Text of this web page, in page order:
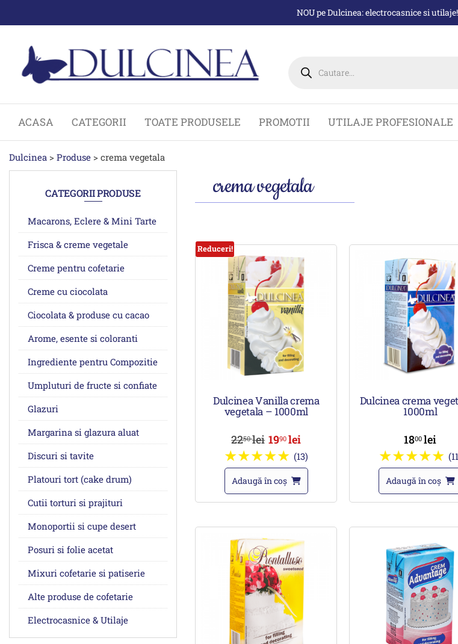
NOU pe Dulcinea: electrocasnice si utilaje!
search
ACASA CATEGORII TOATE PRODUSELE PROMOTII UTILAJE PROFESIONALE
Dulcinea > Produse > crema vegetala
CATEGORII PRODUSE
Macarons, Eclere & Mini Tarte
Frisca & creme vegetale
Creme pentru cofetarie
Creme cu ciocolata
Ciocolata & produse cu cacao
Arome, esente si coloranti
Ingrediente pentru Compozitie
Umpluturi de fructe si confiate
Glazuri
Margarina si glazura aluat
Discuri si tavite
Platouri tort (cake drum)
Cutii torturi si prajituri
Monoportii si cupe desert
Posuri si folie acetat
Mixuri cofetarie si patiserie
Alte produse de cofetarie
Electrocasnice & Utilaje
crema vegetala
Reduceri!
Dulcinea Vanilla crema
vegetala – 1000ml
2250lei 1990lei
(13)
Adaugă în coș
Dulcinea crema
1000ml
1800lei
Adaugă în coș